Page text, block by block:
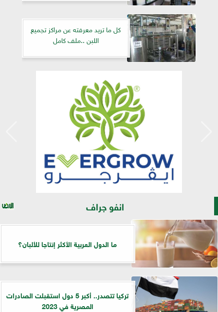
كل ما تريد معرفته عن مراكز تجميع
اللبن ..ملف كامل
انفو جراف
ما الدول العربية الأكثر إنتاجا للألبان؟
تركيا تتصدر.. أكبر 5 دول استقبلت الصادرات
المصرية في 2023